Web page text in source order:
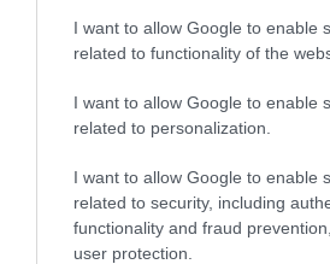
I want to allow Google to enable
related to functionality of the
I want to allow Google to enable
related to personalization.
I want to allow Google to enable
related to security, including
functionality and fraud
user protection.
Φωτιά τώρα σε σπίτι στην
24.12.2023 | 16:20